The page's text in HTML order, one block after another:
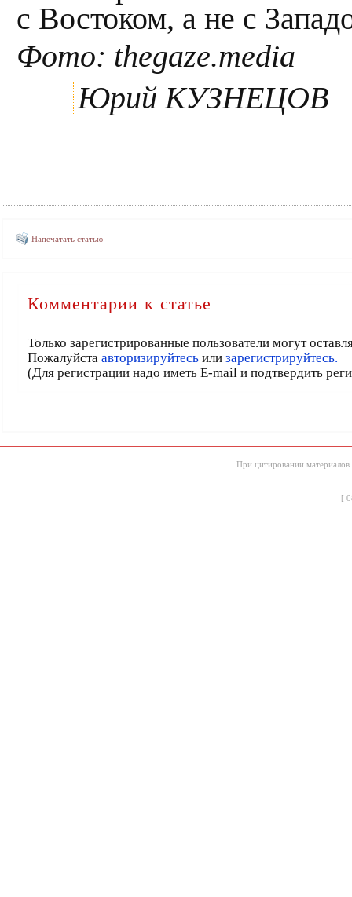
с Востоком, а не с
Фото: thegaze.media
Юрий КУЗНЕЦОВ
Напечатать статью
Комментарии к статье
Только зарегистрированные пользователи могут
Пожалуйста авторизируйтесьили зарегистрируйтесь.
(Для регистрации надо иметь E-mail и подтвердить
При цитировании материалов
[